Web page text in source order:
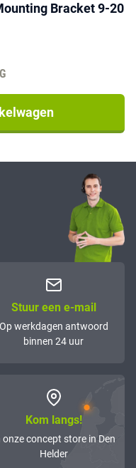
Bracket 9-20
Stuur een e-mail
Op werkdagen antwoord
binnen 24 uur
Kom langs!
onze concept store in Den
Helder